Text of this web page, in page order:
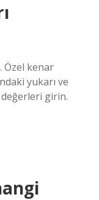
Özel kenar
yukarı ve
girin.